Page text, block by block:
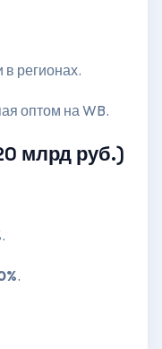
регионах.
оптом на WB.
млрд руб.)
.
.